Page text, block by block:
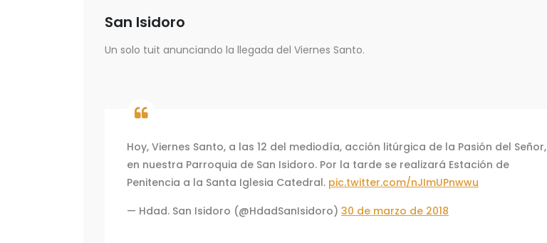
San Isidoro
Un solo tuit anunciando la llegada del Viernes Santo.
Hoy, Viernes Santo, a las 12 del mediodía, acción litúrgica de la Pasión del Señor,
en nuestra Parroquia de San Isidoro. Por la tarde se realizará Estación de
Penitencia a la Santa Iglesia Catedral. pic.twitter.com/nJImUPnwwu
— Hdad. San Isidoro (@HdadSanIsidoro) 30 de marzo de 2018